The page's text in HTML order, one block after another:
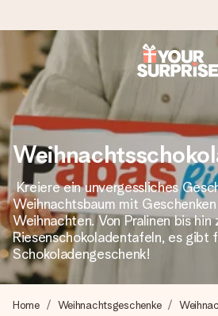
Heute bestellt, in 1
Wir bereiten dein Geschenk
blitzschnell – damit du es genau
überreichen kannst, wenn es am
4,8 (basierend auf
Unsere Geschenke begeistern.
4,8 bei Google Reviews
die wir versenden).
Kreiere ein unvergessliches
Weihnachtsbaum mit
Weihnachten. Von Pralinen bis hin
Riesenschokoladentafeln, es gibt
Schokoladengeschenk!
Home Weihnachtsgeschenke